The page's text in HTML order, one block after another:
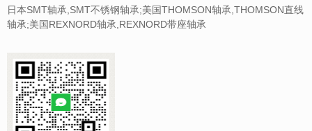
日本SMT轴承,SMT不锈钢轴承;美国THOMSON轴承,THOMSON直线
轴承;美国REXNORD轴承,REXNORD带座轴承